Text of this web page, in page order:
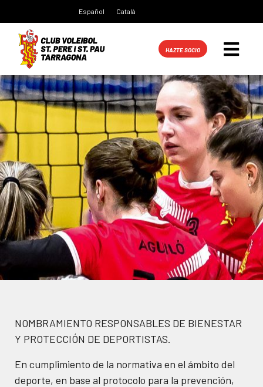
Español Català
HAZTE SOCIO
NOMBRAMIENTO RESPONSABLES DE BIENESTAR
Y PROTECCIÓN DE DEPORTISTAS.
En cumplimiento de la normativa en el ámbito del
deporte, en base al protocolo para la prevención,